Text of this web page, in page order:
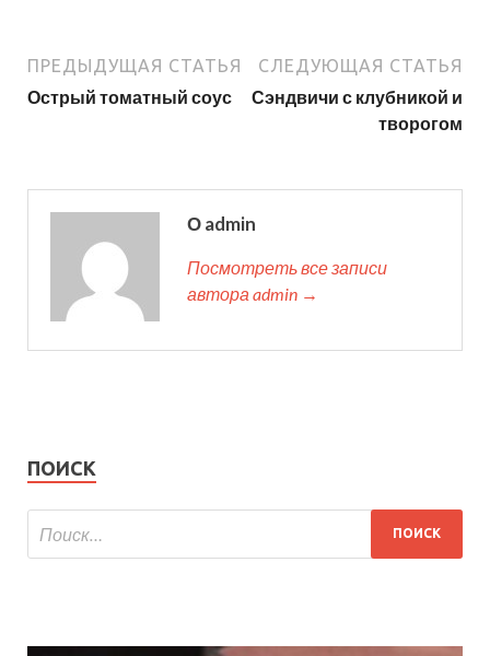
ПРЕДЫДУЩАЯ СТАТЬЯ
Острый томатный соус
СЛЕДУЮЩАЯ СТАТЬЯ
Сэндвичи с клубникой и
творогом
О admin
Посмотреть все записи
автора admin →
ПОИСК